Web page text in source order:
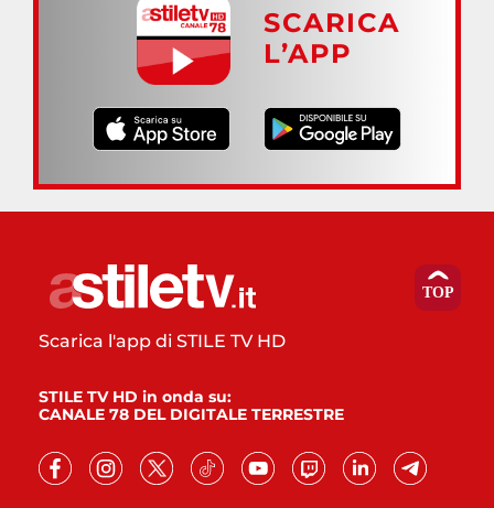
SCARICA
L’APP
Scarica l'app di STILE TV HD
STILE TV HD in onda su:
CANALE 78 DEL DIGITALE TERRESTRE